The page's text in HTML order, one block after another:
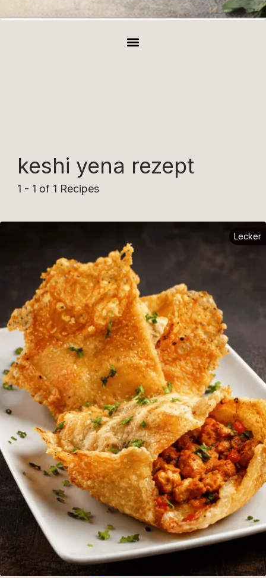
keshi yena rezept
1 - 1 of 1 Recipes
Lecker